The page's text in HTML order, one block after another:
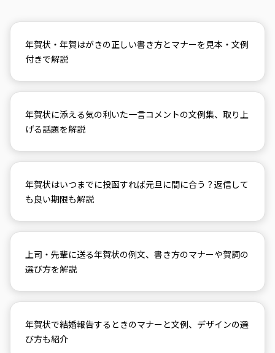
年賀状・年賀はがきの正しい書き方とマナーを見本・文例
付きで解説
年賀状に添える気の利いた一言コメントの文例集、取り上
げる話題を解説
年賀状はいつまでに投函すれば元旦に間に合う？返信して
も良い期限も解説
上司・先輩に送る年賀状の例文、書き方のマナーや賀詞の
選び方を解説
年賀状で結婚報告するときのマナーと文例、デザインの選
び方も紹介